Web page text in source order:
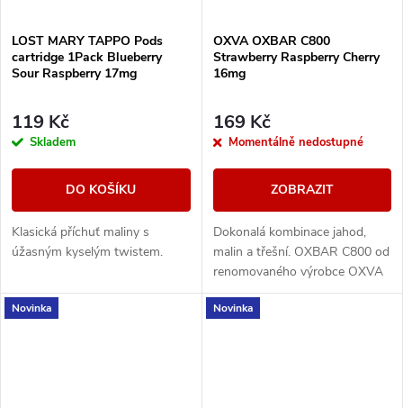
LOST MARY TAPPO Pods
cartridge 1Pack Blueberry
Sour Raspberry 17mg
119 Kč
Skladem
DO KOŠÍKU
Klasická příchuť maliny s
úžasným kyselým twistem.
OXVA OXBAR C800
Strawberry Raspberry Cherry
16mg
169 Kč
Momentálně nedostupné
ZOBRAZIT
Dokonalá kombinace jahod,
malin a třešní. OXBAR C800 od
renomovaného výrobce OXVA
přináší moderní krystalický
design, který nejen skvěle
Novinka Novinka